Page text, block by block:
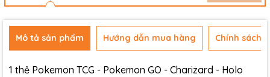
Mô tả sản phẩm Hướng dẫn mua hàng Chính sách
1 thẻ Pokemon TCG - Pokemon GO - Charizard - Holo